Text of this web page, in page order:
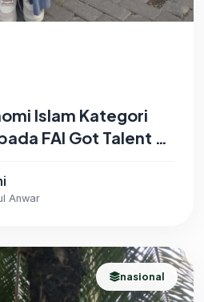
Islam Kategori
FAI Got Talent XI
Sidoarjo
Anwar
nasional